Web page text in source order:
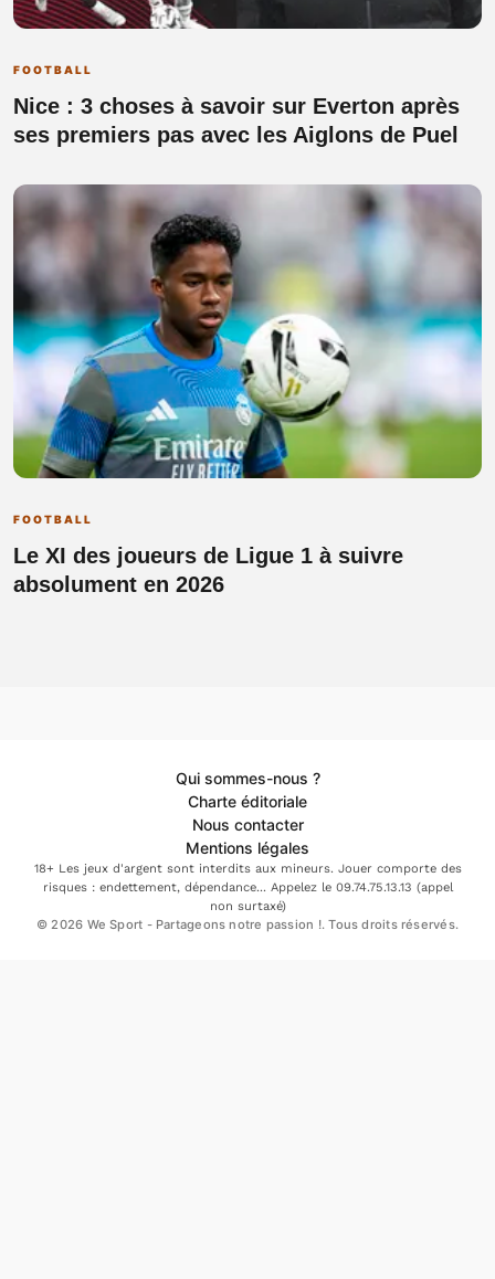
FOOTBALL
Nice : 3 choses à savoir sur Everton après
ses premiers pas avec les Aiglons de Puel
FOOTBALL
Le XI des joueurs de Ligue 1 à suivre
absolument en 2026
Qui sommes-nous ?
Charte éditoriale
Nous contacter
Mentions légales
18+ Les jeux d'argent sont interdits aux mineurs. Jouer comporte des
risques : endettement, dépendance... Appelez le 09.74.75.13.13 (appel
non surtaxé)
© 2026 We Sport - Partageons notre passion !. Tous droits réservés.